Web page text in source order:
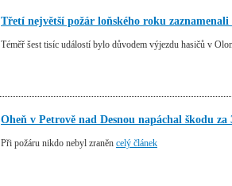
Třetí největší požár loňského roku
Téměř šest tisíc událostí bylo důvodem výjezdu hasičů v
Oheň v Petrově nad Desnou napáchal škodu
Při požáru nikdo nebyl zraněn celý článek